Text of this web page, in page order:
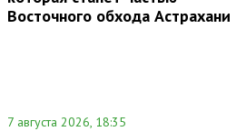
Восточного обхода Астрахани
7 августа 2026, 18:35